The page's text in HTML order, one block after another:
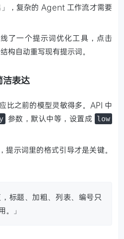
，复杂的 Agent 工作流才需要
了一个提示词优化工具，点击
构自动重写现有提示词。
洁表达
比之前的模型灵敏得多。API 中
参数，默认中等，设置成 low
提示词里的格式引导才是关键。
，标题、加粗、列表、编号只
。」